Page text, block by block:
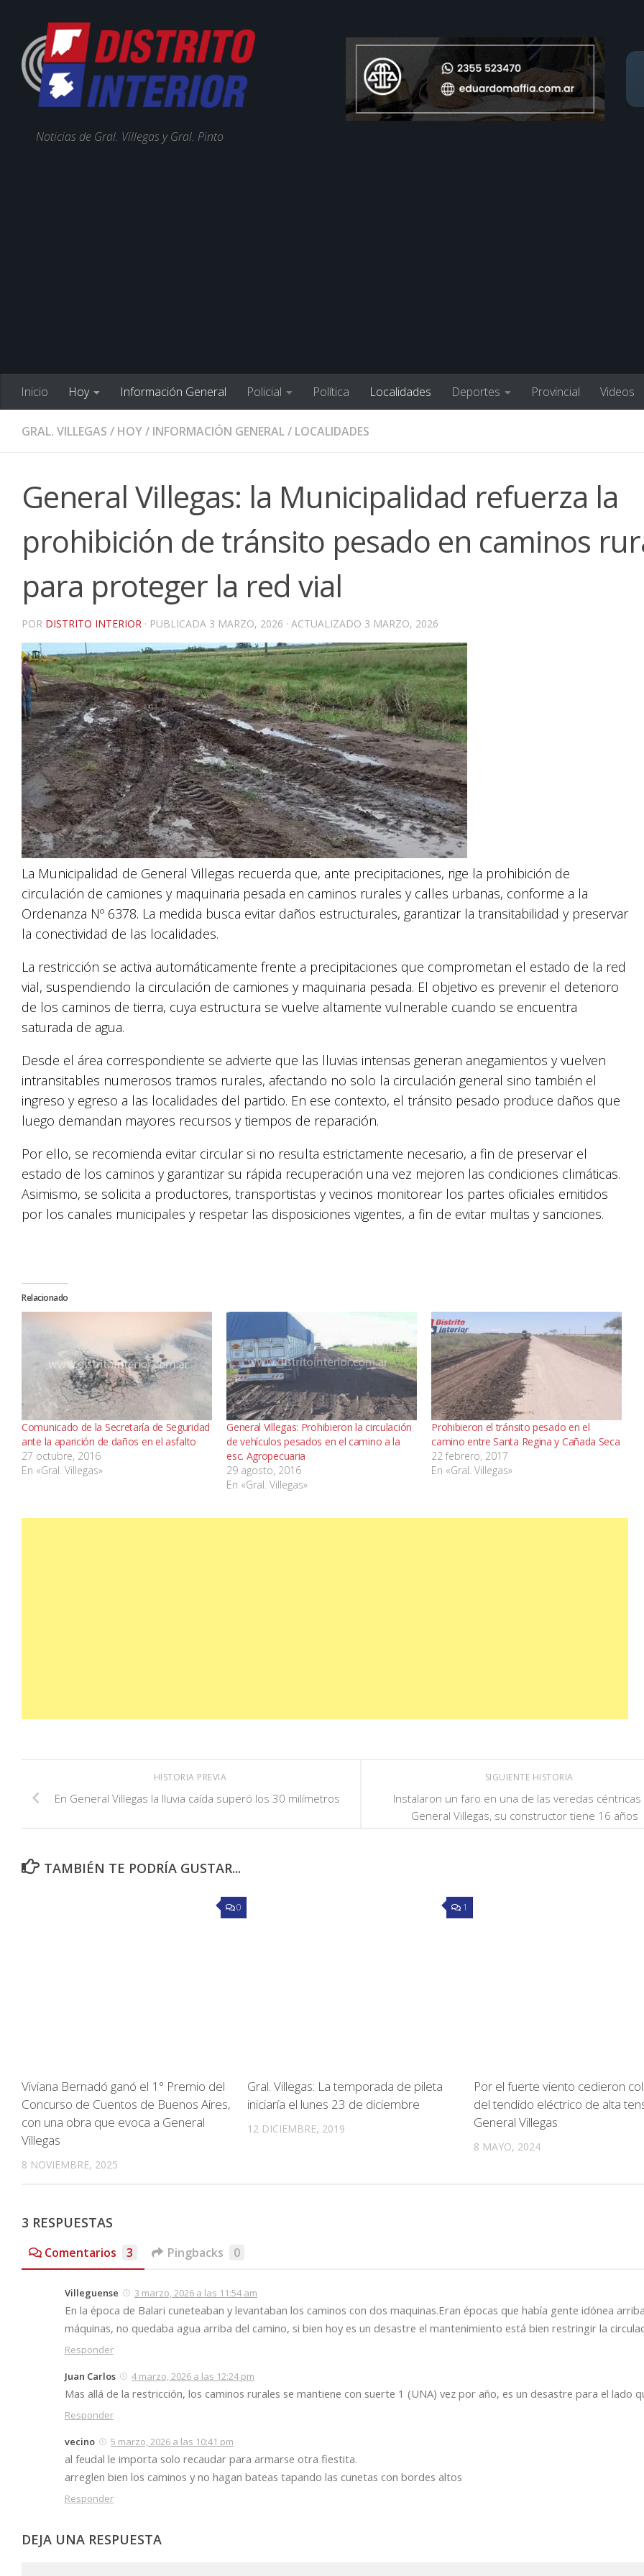
Noticias de Gral. Villegas y Gral. Pinto
Inicio Hoy Información General Policial Política Localidades Deportes Provincial Videos
GRAL. VILLEGAS / HOY/ INFORMACIÓN GENERAL/ LOCALIDADES
General Villegas: la Municipalidad refuerza la
prohibición de tránsito pesado en caminos
para proteger la red vial
POR DISTRITO INTERIOR · PUBLICADA 3 MARZO, 2026 · ACTUALIZADO 3 MARZO, 2026
La Municipalidad de General Villegas recuerda que, ante precipitaciones, rige la prohibición de
circulación de camiones y maquinaria pesada en caminos rurales y calles urbanas, conforme a la
Ordenanza Nº 6378. La medida busca evitar daños estructurales, garantizar la transitabilidad y preservar
la conectividad de las localidades.
La restricción se activa automáticamente frente a precipitaciones que comprometan el estado de la red
vial, suspendiendo la circulación de camiones y maquinaria pesada. El objetivo es prevenir el deterioro
de los caminos de tierra, cuya estructura se vuelve altamente vulnerable cuando se encuentra
saturada de agua.
Desde el área correspondiente se advierte que las lluvias intensas generan anegamientos y vuelven
intransitables numerosos tramos rurales, afectando no solo la circulación general sino también el
ingreso y egreso a las localidades del partido. En ese contexto, el tránsito pesado produce daños que
luego demandan mayores recursos y tiempos de reparación.
Por ello, se recomienda evitar circular si no resulta estrictamente necesario, a fin de preservar el
estado de los caminos y garantizar su rápida recuperación una vez mejoren las condiciones climáticas.
Asimismo, se solicita a productores, transportistas y vecinos monitorear los partes oficiales emitidos
por los canales municipales y respetar las disposiciones vigentes, a fin de evitar multas y sanciones.
Relacionado
Comunicado de la Secretaría de Seguridad
ante la aparición de daños en el asfalto
27 octubre, 2016
En «Gral. Villegas»
General Villegas: Prohibieron la circulación
de vehículos pesados en el camino a la
esc. Agropecuaria
29 agosto, 2016
En «Gral. Villegas»
Prohibieron el tránsito pesado en el
camino entre Santa Regina y Cañada Seca
22 febrero, 2017
En «Gral. Villegas»
SIGUIENTE HISTORIA
Instalaron un faro en una de las veredas céntricas
General Villegas, su constructor tiene 16 años
HISTORIA PREVIA
En General Villegas la lluvia caída superó los 30 milímetros
TAMBIÉN TE PODRÍA GUSTAR...
0
Viviana Bernadó ganó el 1° Premio del
Concurso de Cuentos de Buenos Aires,
con una obra que evoca a General
Villegas
8 NOVIEMBRE, 2025
1
Gral. Villegas: La temporada de pileta
iniciaría el lunes 23 de diciembre
12 DICIEMBRE, 2019
Por el fuerte viento cedieron
del tendido eléctrico de alta
General Villegas
8 MAYO, 2024
3 RESPUESTAS
Comentarios 3 Pingbacks 0
Villeguense 3 marzo, 2026 a las 11:54 am
En la época de Balari cuneteaban y levantaban los caminos con dos maquinas.Eran épocas que había gente idónea
máquinas, no quedaba agua arriba del camino, si bien hoy es un desastre el mantenimiento está bien restringir la
Responder
Juan Carlos 4 marzo, 2026 a las 12:24 pm
Mas allá de la restricción, los caminos rurales se mantiene con suerte 1 (UNA) vez por año, es un desastre para el lado
Responder
vecino 5 marzo, 2026 a las 10:41 pm
al feudal le importa solo recaudar para armarse otra fiestita.
arreglen bien los caminos y no hagan bateas tapando las cunetas con bordes altos
Responder
DEJA UNA RESPUESTA